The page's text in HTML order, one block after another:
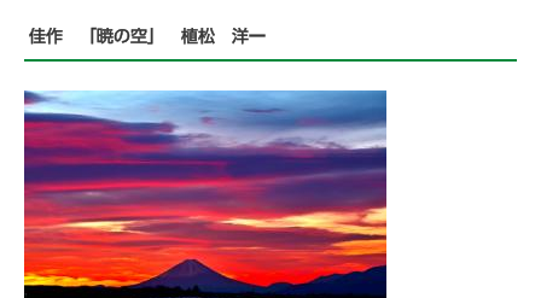
佳作 「暁の空」 植松 洋一